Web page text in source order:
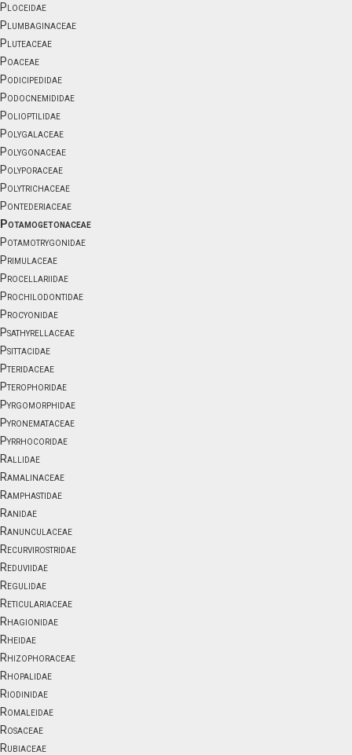
Ploceidae
Plumbaginaceae
Pluteaceae
Poaceae
Podicipedidae
Podocnemididae
Polioptilidae
Polygalaceae
Polygonaceae
Polyporaceae
Polytrichaceae
Pontederiaceae
Potamogetonaceae
Potamotrygonidae
Primulaceae
Procellariidae
Prochilodontidae
Procyonidae
Psathyrellaceae
Psittacidae
Pteridaceae
Pterophoridae
Pyrgomorphidae
Pyronemataceae
Pyrrhocoridae
Rallidae
Ramalinaceae
Ramphastidae
Ranidae
Ranunculaceae
Recurvirostridae
Reduviidae
Regulidae
Reticulariaceae
Rhagionidae
Rheidae
Rhizophoraceae
Rhopalidae
Riodinidae
Romaleidae
Rosaceae
Rubiaceae